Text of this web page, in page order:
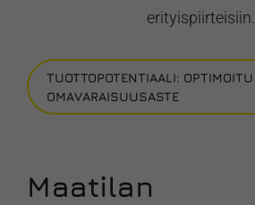
erityispiirteisiin.
TUOTTOPOTENTIAALI: OPTIMOITU
OMAVARAISUUSASTE
Maatilan